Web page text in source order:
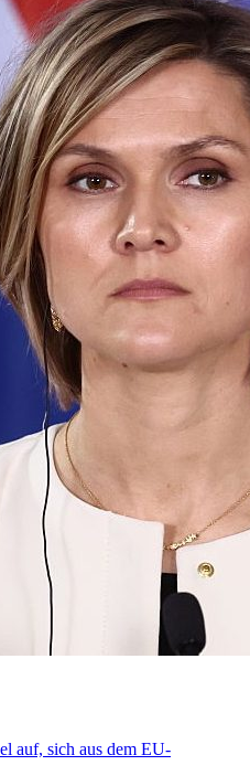
auf, sich aus dem EU-